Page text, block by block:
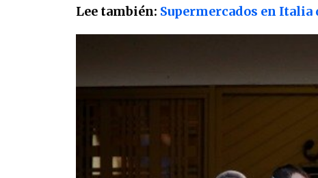
Lee también: Supermercados en Italia